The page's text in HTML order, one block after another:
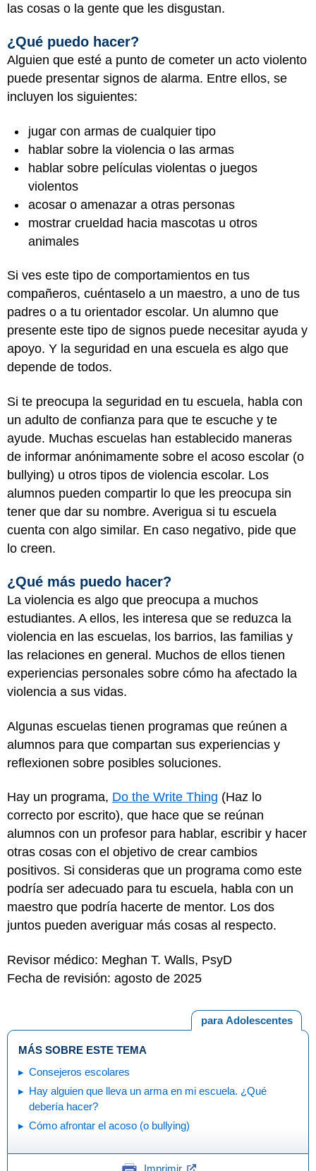
las cosas o la gente que les disgustan.
¿Qué puedo hacer?
Alguien que esté a punto de cometer un acto violento
puede presentar signos de alarma. Entre ellos, se
incluyen los siguientes:
jugar con armas de cualquier tipo
hablar sobre la violencia o las armas
hablar sobre películas violentas o juegos
violentos
acosar o amenazar a otras personas
mostrar crueldad hacia mascotas u otros
animales
Si ves este tipo de comportamientos en tus
compañeros, cuéntaselo a un maestro, a uno de tus
padres o a tu orientador escolar. Un alumno que
presente este tipo de signos puede necesitar ayuda y
apoyo. Y la seguridad en una escuela es algo que
depende de todos.
Si te preocupa la seguridad en tu escuela, habla con
un adulto de confianza para que te escuche y te
ayude. Muchas escuelas han establecido maneras
de informar anónimamente sobre el acoso escolar (o
bullying) u otros tipos de violencia escolar. Los
alumnos pueden compartir lo que les preocupa sin
tener que dar su nombre. Averigua si tu escuela
cuenta con algo similar. En caso negativo, pide que
lo creen.
¿Qué más puedo hacer?
La violencia es algo que preocupa a muchos
estudiantes. A ellos, les interesa que se reduzca la
violencia en las escuelas, los barrios, las familias y
las relaciones en general. Muchos de ellos tienen
experiencias personales sobre cómo ha afectado la
violencia a sus vidas.
Algunas escuelas tienen programas que reúnen a
alumnos para que compartan sus experiencias y
reflexionen sobre posibles soluciones.
Hay un programa, Do the Write Thing (Haz lo
correcto por escrito), que hace que se reúnan
alumnos con un profesor para hablar, escribir y hacer
otras cosas con el objetivo de crear cambios
positivos. Si consideras que un programa como este
podría ser adecuado para tu escuela, habla con un
maestro que podría hacerte de mentor. Los dos
juntos pueden averiguar más cosas al respecto.
Revisor médico: Meghan T. Walls, PsyD
Fecha de revisión: agosto de 2025
para Adolescentes
MÁS SOBRE ESTE TEMA
Consejeros escolares
Hay alguien que lleva un arma en mi escuela. ¿Qué
debería hacer?
Cómo afrontar el acoso (o bullying)
Imprimir